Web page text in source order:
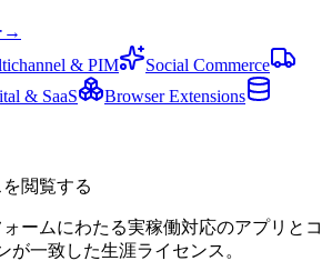
→
& PIM
Social Commerce
& SaaS
Browser Extensions
閲覧する
ームにわたる実稼働対応のアプリとコ
一致した生涯ライセンス。